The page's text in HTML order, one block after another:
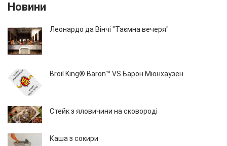
Новини
Леонардо да Вінчі "Таємна вечеря"
Broil King® Baron™ VS Барон Мюнхаузен
Стейк з яловичини на сковороді
Каша з сокири